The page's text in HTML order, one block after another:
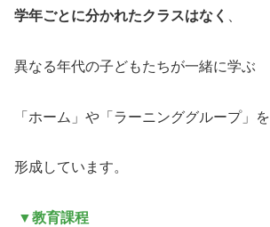
学年ごとに分かれたクラスはなく
異なる年代の子どもたちが一緒に学ぶ
「ホーム」や「ラーニンググループ」を
形成しています。
▼教育課程